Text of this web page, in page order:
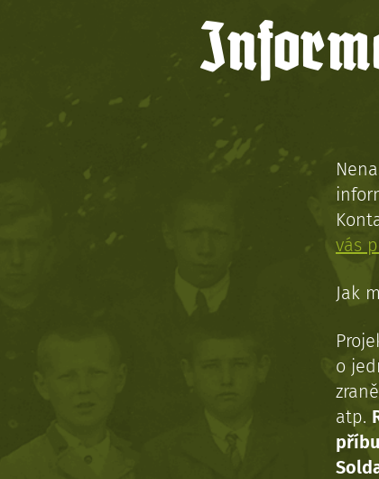
vás
Jak
o
atp.